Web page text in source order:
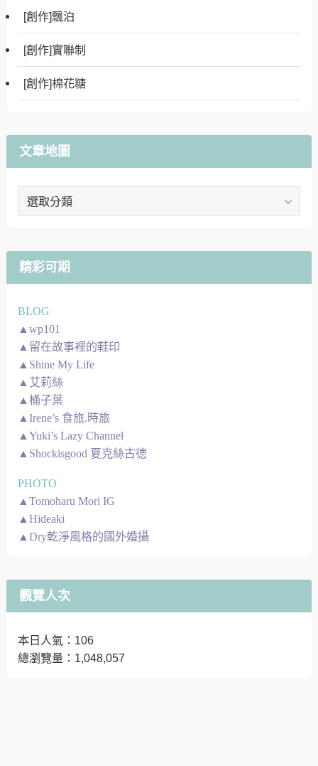
[創作]飄泊
[創作]實聯制
[創作]棉花糖
文章地圖
文
精彩可期
BLOG
▲wp101
▲留在故事裡的鞋印
▲Shine My Life
▲艾莉絲
▲桶子葉
▲Irene’s 食旅.時旅
▲Yuki’s Lazy Channel
▲Shockisgood 夏克絲古德
PHOTO
▲Tomoharu Mori IG
▲Hideaki
▲Dry乾淨風格的國外婚攝
觀覽人次
本日人氣：106
總瀏覽量：1,048,057